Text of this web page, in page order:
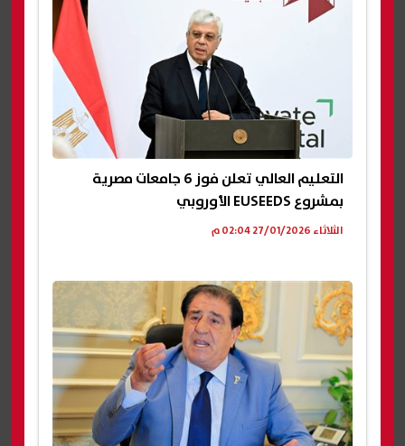
التعليم العالي تعلن فوز 6 جامعات مصرية
بمشروع EUSEEDS الأوروبي
الثلاثاء 27/01/2026 02:04 م